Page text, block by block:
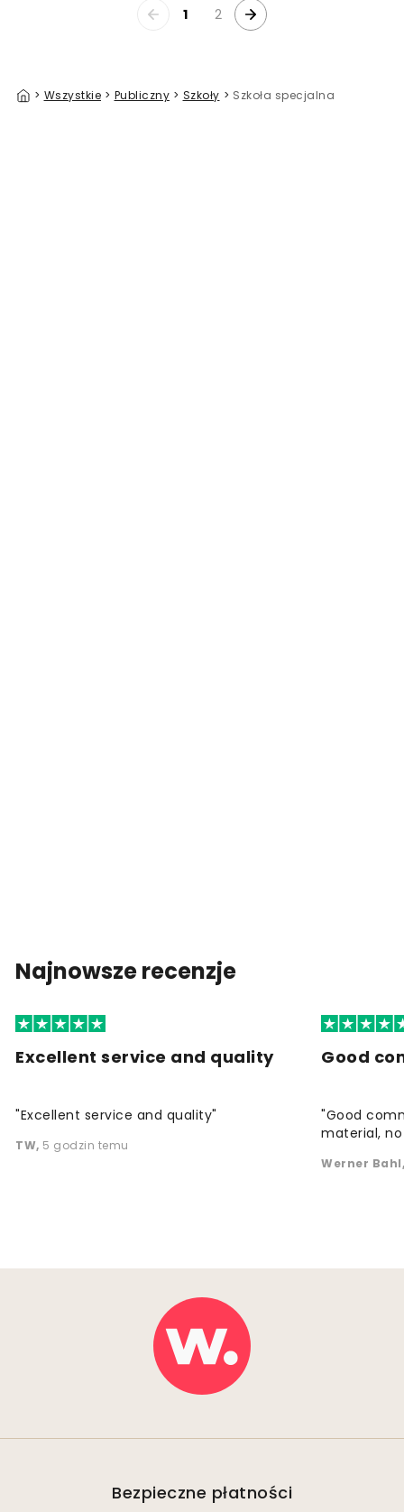
1 2
> Wszystkie > Publiczny > Szkoły > Szkoła specjalna
Najnowsze recenzje
Excellent service and quality
"Excellent service and quality"
TW, 5 godzin temu
Good
"Good
material,
Werner Bahl
Bezpieczne płatności